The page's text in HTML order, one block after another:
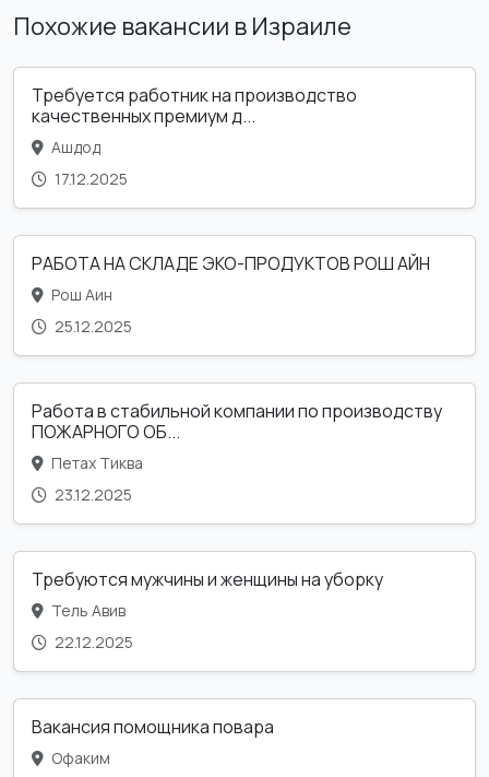
Похожие вакансии в Израиле
Требуется работник на производство
качественных премиум д...
Ашдод
17.12.2025
РАБОТА НА СКЛАДЕ ЭКО-ПРОДУКТОВ РОШ АЙН
Рош Аин
25.12.2025
Работа в стабильной компании по производству
ПОЖАРНОГО ОБ...
Петах Тиква
23.12.2025
Требуются мужчины и женщины на уборку
Тель Авив
22.12.2025
Вакансия помощника повара
Офаким